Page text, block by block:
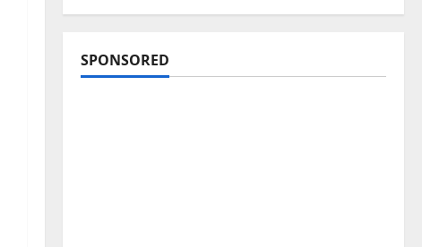
खोजें:
SPONSORED